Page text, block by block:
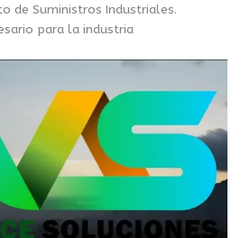
de Suministros Industriales.
para la industria